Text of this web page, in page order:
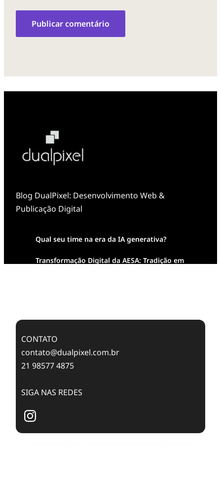
Blog DualPixel: Desenvolvimento Web &
Publicação Digital
Qual seu time na era da IA generativa?
Transformação Digital da AESA: Tradição em
CONTATO
contato@dualpixel.com.br
21 98577 4875
SIGA NAS REDES